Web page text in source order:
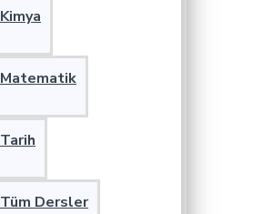
Kimya
Matematik
Tarih
Tüm Dersler